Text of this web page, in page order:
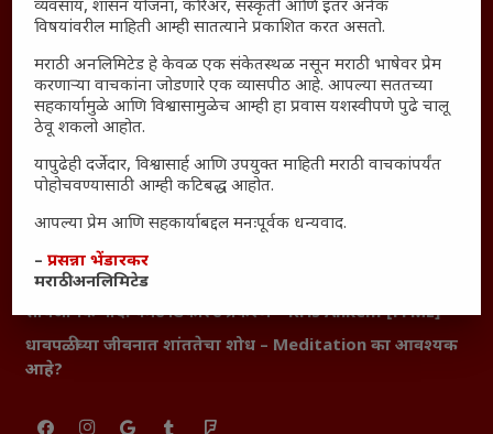
महाराष्ट्रातील किल्ल्यांचे महत्त्व : स्वराज्याच्या वैभवशाली इतिहासाचे
₹370 ची बिर्याणी” आणि हरवत चाललेली संवेदनशीलता : आजच्या
तरुणांच्या मनात नेमकं काय चाललंय?
यश आणि आत्मविश्वास: स्वप्नांना वास्तवात बदलण्याची शक्ती
महाराष्ट्रातील बदलत्या हवामानाचा शेतीवर वाढता परिणाम:
शेतकऱ्यांसमोरील नवीन आव्हाने आणि संधी
महाराष्ट्र आणि संपूर्ण भारतातील शेतकऱ्यांना मान्सूनचे महत्त्व
‘कॉकरोच जनता पार्टी’ची वेबसाईट अचानक डाउन; सोशल
मीडियावर चर्चांना उधाण
सार्वजनिक नोंद: पेमेंट डिफॉल्ट प्रकरण – Kris Ankem [FFME]
धावपळीच्या जीवनात शांततेचा शोध – Meditation का आवश्यक
आहे?
व्यवसाय, शासन योजना, करिअर, संस्कृती आणि इतर अनेक
विषयांवरील माहिती आम्ही सातत्याने प्रकाशित करत असतो.
मराठी अनलिमिटेड हे केवळ एक संकेतस्थळ नसून मराठी भाषेवर प्रेम
करणाऱ्या वाचकांना जोडणारे एक व्यासपीठ आहे. आपल्या सततच्या
सहकार्यामुळे आणि विश्वासामुळेच आम्ही हा प्रवास यशस्वीपणे पुढे चालू
ठेवू शकलो आहोत.
यापुढेही दर्जेदार, विश्वासार्ह आणि उपयुक्त माहिती मराठी वाचकांपर्यंत
पोहोचवण्यासाठी आम्ही कटिबद्ध आहोत.
आपल्या प्रेम आणि सहकार्याबद्दल मनःपूर्वक धन्यवाद.
–प्रसन्ना भेंडारकर
मराठी अनलिमिटेड